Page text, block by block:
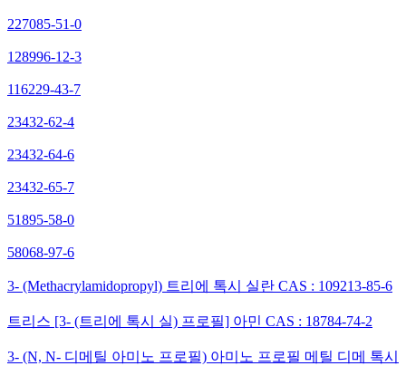
227085-51-0
128996-12-3
116229-43-7
23432-62-4
23432-64-6
23432-65-7
51895-58-0
58068-97-6
3- (Methacrylamidopropyl) 트리에 톡시 실란 CAS : 109213-85-6
트리스 [3- (트리에 톡시 실) 프로필] 아민 CAS : 18784-74-2
3- (N, N- 디메틸 아미노 프로필) 아미노 프로필 메틸 디메 톡시